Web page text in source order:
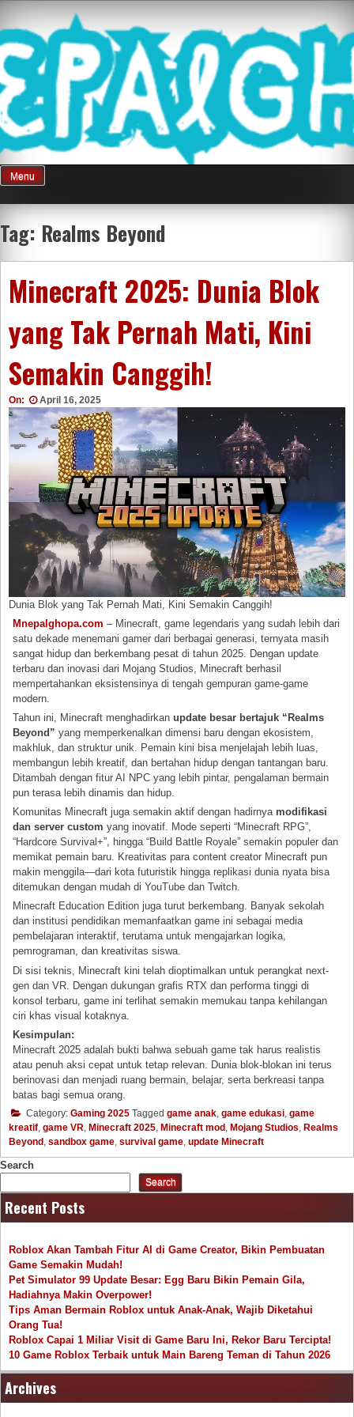
content
Mnepalghopa
Review Game
Terkini Paling
Seluruh Di
Indonesia
Menu
Tag: Realms Beyond
Minecraft 2025: Dunia Blok
yang Tak Pernah Mati, Kini
Semakin Canggih!
On: April 16, 2025
Dunia Blok yang Tak Pernah Mati, Kini Semakin Canggih!
Mnepalghopa.com – Minecraft, game legendaris yang sudah lebih dari
satu dekade menemani gamer dari berbagai generasi, ternyata masih
sangat hidup dan berkembang pesat di tahun 2025. Dengan update
terbaru dan inovasi dari Mojang Studios, Minecraft berhasil
mempertahankan eksistensinya di tengah gempuran game-game
modern.
Tahun ini, Minecraft menghadirkanupdate besar bertajuk “Realms
Beyond” yang memperkenalkan dimensi baru dengan ekosistem,
makhluk, dan struktur unik. Pemain kini bisa menjelajah lebih luas,
membangun lebih kreatif, dan bertahan hidup dengan tantangan baru.
Ditambah dengan fitur AI NPC yang lebih pintar, pengalaman bermain
pun terasa lebih dinamis dan hidup.
Komunitas Minecraft juga semakin aktif dengan hadirnya modifikasi
dan server custom yang inovatif. Mode seperti “Minecraft RPG”,
“Hardcore Survival+”, hingga “Build Battle Royale” semakin populer dan
memikat pemain baru. Kreativitas para content creator Minecraft pun
makin menggila—dari kota futuristik hingga replikasi dunia nyata bisa
ditemukan dengan mudah di YouTube dan Twitch.
Minecraft Education Edition juga turut berkembang. Banyak sekolah
dan institusi pendidikan memanfaatkan game ini sebagai media
pembelajaran interaktif, terutama untuk mengajarkan logika,
pemrograman, dan kreativitas siswa.
Di sisi teknis, Minecraft kini telah dioptimalkan untuk perangkat next-
gen dan VR. Dengan dukungan grafis RTX dan performa tinggi di
konsol terbaru, game ini terlihat semakin memukau tanpa kehilangan
ciri khas visual kotaknya.
Kesimpulan:
Minecraft 2025 adalah bukti bahwa sebuah game tak harus realistis
atau penuh aksi cepat untuk tetap relevan. Dunia blok-blokan ini terus
berinovasi dan menjadi ruang bermain, belajar, serta berkreasi tanpa
batas bagi semua orang.
Category: Gaming 2025 Tagged game anak game edukasi game
kreatif game VR Minecraft 2025 Minecraft mod Mojang Studios Realms
Beyond sandbox game survival game update Minecraft
Search
Search
Recent Posts
Roblox Akan Tambah Fitur AI di Game Creator, Bikin Pembuatan
Game Semakin Mudah!
Pet Simulator 99 Update Besar: Egg Baru Bikin Pemain Gila,
Hadiahnya Makin Overpower!
Tips Aman Bermain Roblox untuk Anak-Anak, Wajib Diketahui
Orang Tua!
Roblox Capai 1 Miliar Visit di Game Baru Ini, Rekor Baru Tercipta!
10 Game Roblox Terbaik untuk Main Bareng Teman di Tahun 2026
Archives